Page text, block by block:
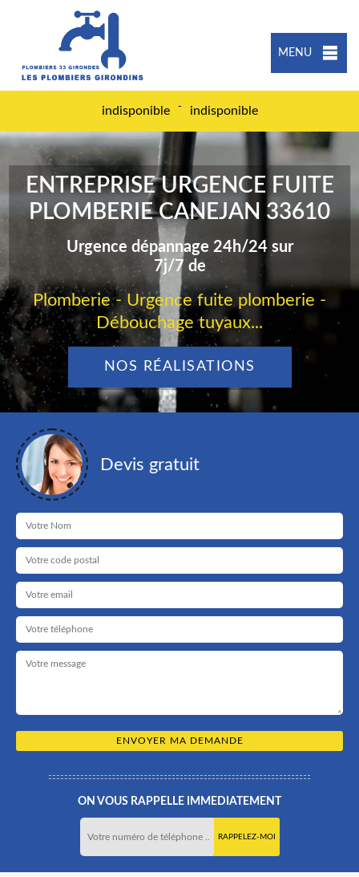
MENU
indisponible - indisponible
ENTREPRISE URGENCE FUITE
PLOMBERIE CANEJAN 33610
Urgence dépannage 24h/24 sur
7j/7 de
Plomberie - Urgence fuite plomberie -
Débouchage tuyaux...
NOS RÉALISATIONS
Devis gratuit
ON VOUS RAPPELLE IMMEDIATEMENT